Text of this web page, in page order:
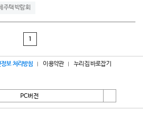
주택 박람회
1
보 처리방침 이용약관 누리집 바로잡기
PC버전